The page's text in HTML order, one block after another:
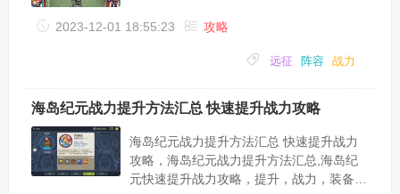
仆，最近有一些玩家在问剑与远征游戏中
分享一下19-38低战力通关阵容和神器的选
首先光盾带神王之眼，第一下a出加速的就
子我才紫+，带血瓶多抗几下商人开大女仆
开大清...
2023-12-01 18:55:23 攻略
远征 阵容 战力
海岛纪元战力提升方法汇总 快速提升战力攻略
海岛纪元战力提升方法汇总 快速提升战力
攻略，海岛纪元战力提升方法汇总,海岛纪
元快速提升战力攻略，提升，战力，装备，